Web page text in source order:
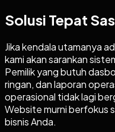
Solusi Tepat
Jika kendala utamanya
kami akan sarankan
Pemilik yang butuh
ringan, dan laporan
operasional tidak lagi
Website murni berfokus
bisnis Anda.